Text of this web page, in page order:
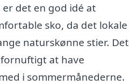
det en god idé at
sko, da det lokale
naturskønne stier. Det
at have
i sommermånederne.